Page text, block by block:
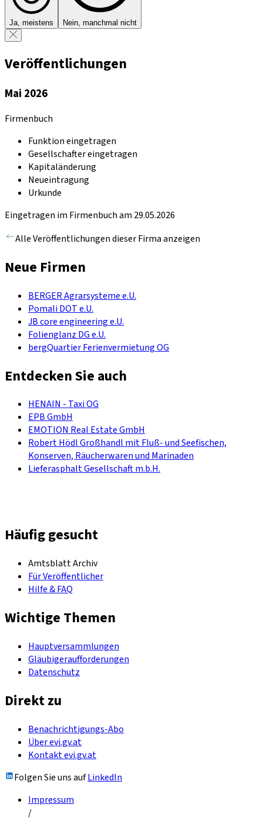
Ja, meistens Nein, manchmal nicht
Veröffentlichungen
Mai 2026
Firmenbuch
Funktion eingetragen
Gesellschafter eingetragen
Kapitaländerung
Neueintragung
Urkunde
Eingetragen im Firmenbuch am 29.05.2026
Alle Veröffentlichungen dieser Firma anzeigen
Neue Firmen
BERGER Agrarsysteme e.U.
Pomali DOT e.U.
JB core engineering e.U.
Folienglanz DG e.U.
bergQuartier Ferienvermietung OG
Entdecken Sie auch
HENAIN - Taxi OG
EPB GmbH
EMOTION Real Estate GmbH
Robert Hödl Großhandl mit Fluß- und Seefischen,
Konserven, Räucherwaren und Marinaden
Lieferasphalt Gesellschaft m.b.H.
Häufig gesucht
Amtsblatt Archiv
Für Veröffentlicher
Hilfe & FAQ
Wichtige Themen
Hauptversammlungen
Gläubigeraufforderungen
Datenschutz
Direkt zu
Benachrichtigungs-Abo
Über evi.gv.at
Kontakt evi.gv.at
Folgen Sie uns aufLinkedIn
Impressum
/